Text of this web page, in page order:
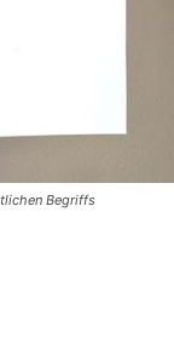
Begriffs